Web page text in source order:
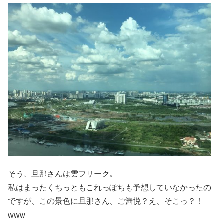
そう、旦那さんは雲フリーク。
私はまったくちっともこれっぽちも予想していなかったの
ですが、この景色に旦那さん、ご満悦？え、そこっ？！
www